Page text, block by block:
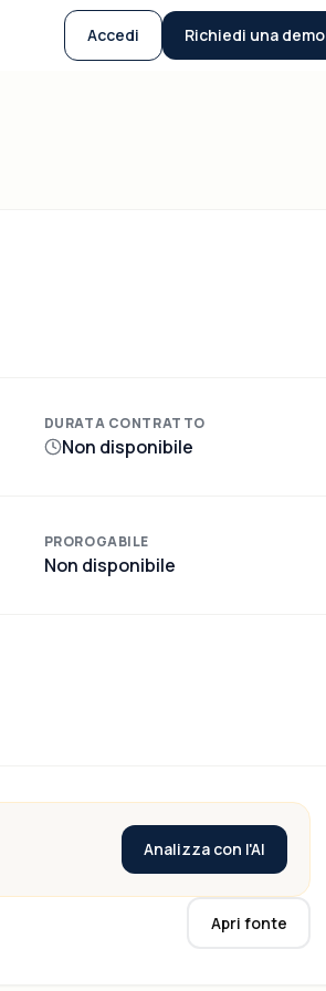
Accedi Richiedi una demo
DURATA CONTRATTO
Non disponibile
PROROGABILE
Non disponibile
Analizza con l'AI
Apri fonte